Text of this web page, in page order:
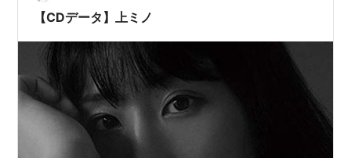
【CDデータ】上ミノ